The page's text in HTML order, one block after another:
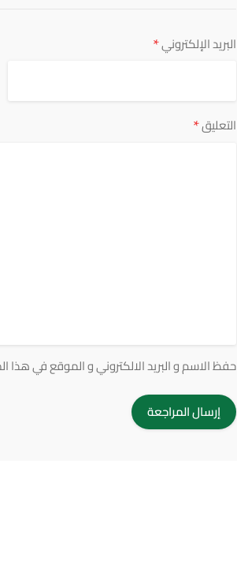
البريد الإلكتروني*
التعليق*
حفظ الاسم و البريد الالكتروني و الموقع في هذا